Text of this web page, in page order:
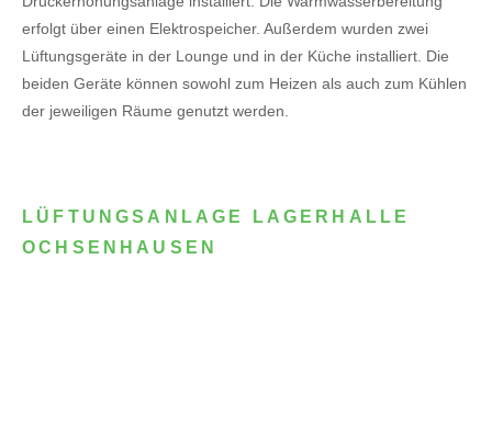
erfolgt über einen Elektrospeicher. Außerdem wurden zwei
Lüftungsgeräte in der Lounge und in der Küche installiert. Die
beiden Geräte können sowohl zum Heizen als auch zum Kühlen
der jeweiligen Räume genutzt werden.
LÜFTUNGSANLAGE LAGERHALLE
OCHSENHAUSEN